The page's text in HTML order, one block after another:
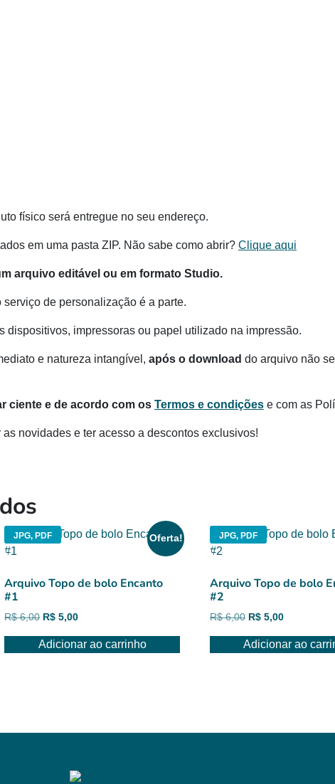
físico será entregue no seu endereço.
em uma pasta ZIP. Não sabe como abrir? Clique aqui
arquivo editável ou em formato Studio.
de personalização é a parte.
dispositivos, impressoras ou papel utilizado na impressão.
e natureza intangível, após o download do arquivo não
ciente e de acordo com os Termos e condições e com as
as novidades e ter acesso a descontos exclusivos!
JPG, PDF Oferta!
Arquivo Topo de bolo Encanto
#1
R$6,00 O
original
R$ 5,00O
atual
Adicionar ao carrinho
JPG, PDF
Arquivo Topo de bolo
#2
R$6,00 O
original
R$5,00O
atual
Adicionar ao